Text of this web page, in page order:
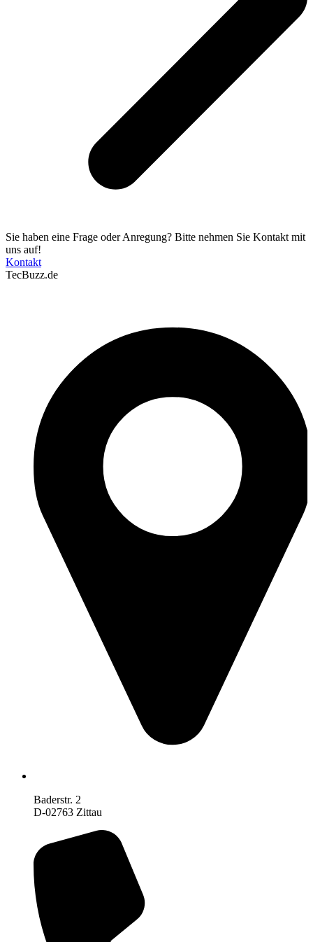
Sie haben eine Frage oder Anregung? Bitte nehmen Sie Kontakt mit
uns auf!
Kontakt
TecBuzz.de
Baderstr. 2
D-02763 Zittau